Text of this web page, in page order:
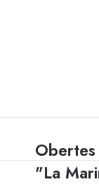
Obertes
les
inscripcions
"La